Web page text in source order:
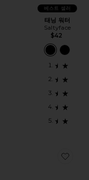
베스트 셀러
태닝 워터
Saltyface
$42
Favorite